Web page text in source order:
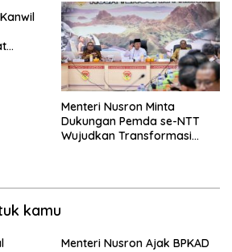
Menteri Nusron Minta
Dukungan Pemda se-NTT
Wujudkan Transformasi
kamu
Menteri Nusron Ajak BPKAD